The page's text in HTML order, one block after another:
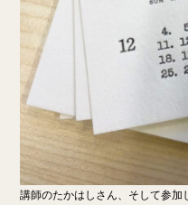
講師のたかはしさん、そして参